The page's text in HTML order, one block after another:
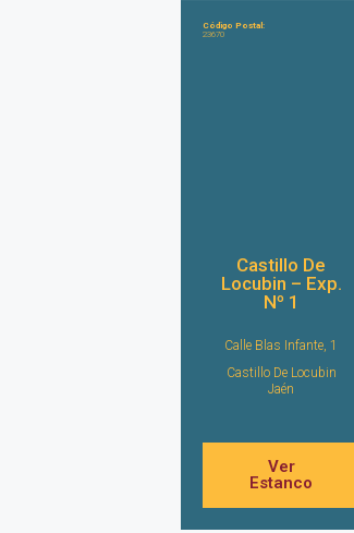
Código Postal:
23670
Castillo De
Locubin – Exp.
Nº 1
Calle Blas Infante, 1
Castillo De Locubin
Jaén
Ver
Estanco